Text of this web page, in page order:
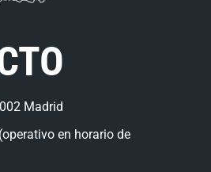
Madrid
en horario de